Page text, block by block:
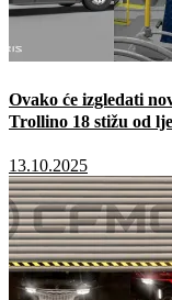
Ovako će izgledati
Trollino 18 stižu od
13.10.2025